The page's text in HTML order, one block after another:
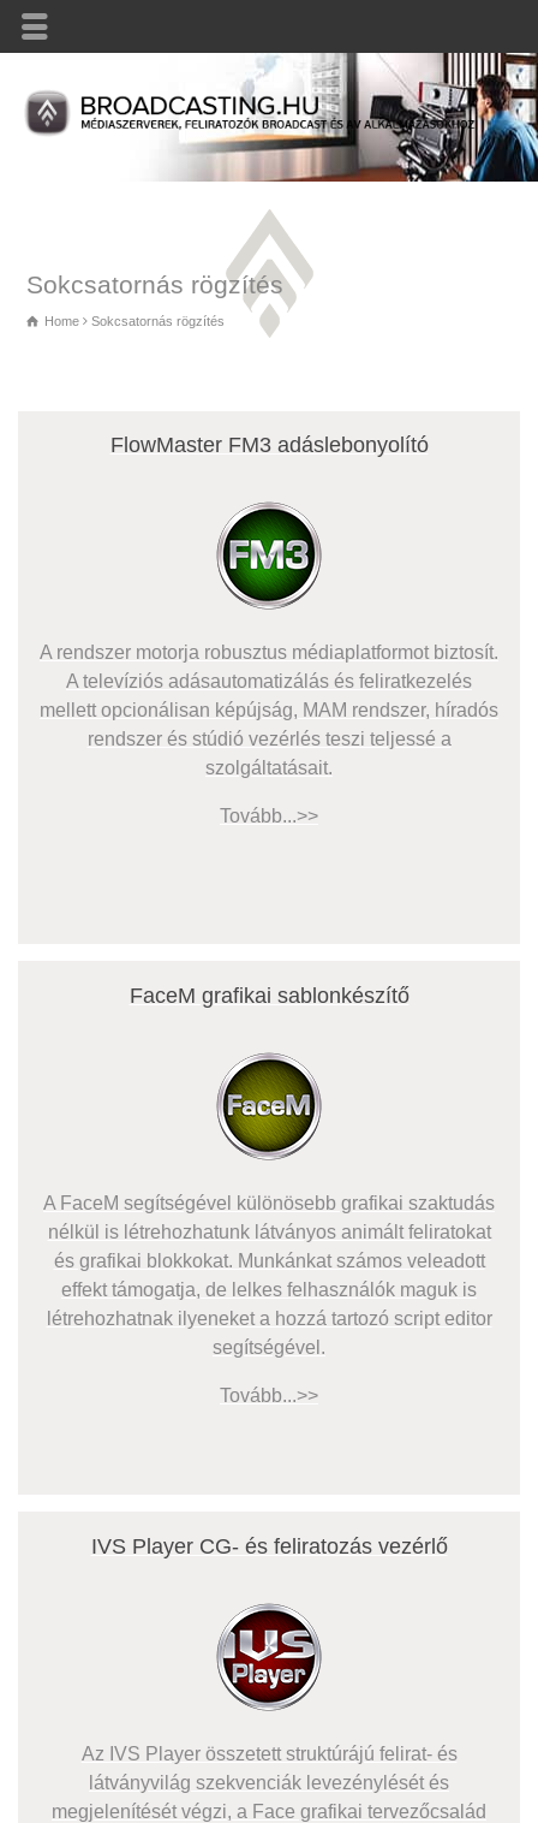
Sokcsatornás rögzítés
Home Sokcsatornás rögzítés
FlowMaster FM3 adáslebonyolító
A rendszer motorja robusztus médiaplatformot biztosít.
A televíziós adásautomatizálás és feliratkezelés
mellett opcionálisan képújság, MAM rendszer, híradós
rendszer és stúdió vezérlés teszi teljessé a
szolgáltatásait.
Tovább...>>
FaceM grafikai sablonkészítő
A FaceM segítségével különösebb grafikai szaktudás
nélkül is létrehozhatunk látványos animált feliratokat
és grafikai blokkokat. Munkánkat számos veleadott
effekt támogatja, de lelkes felhasználók maguk is
létrehozhatnak ilyeneket a hozzá tartozó script editor
segítségével.
Tovább...>>
IVS Player CG- és feliratozás vezérlő
Az IVS Player összetett struktúrájú felirat- és
látványvilág szekvenciák levezénylését és
megjelenítését végzi, a Face grafikai tervezőcsalád